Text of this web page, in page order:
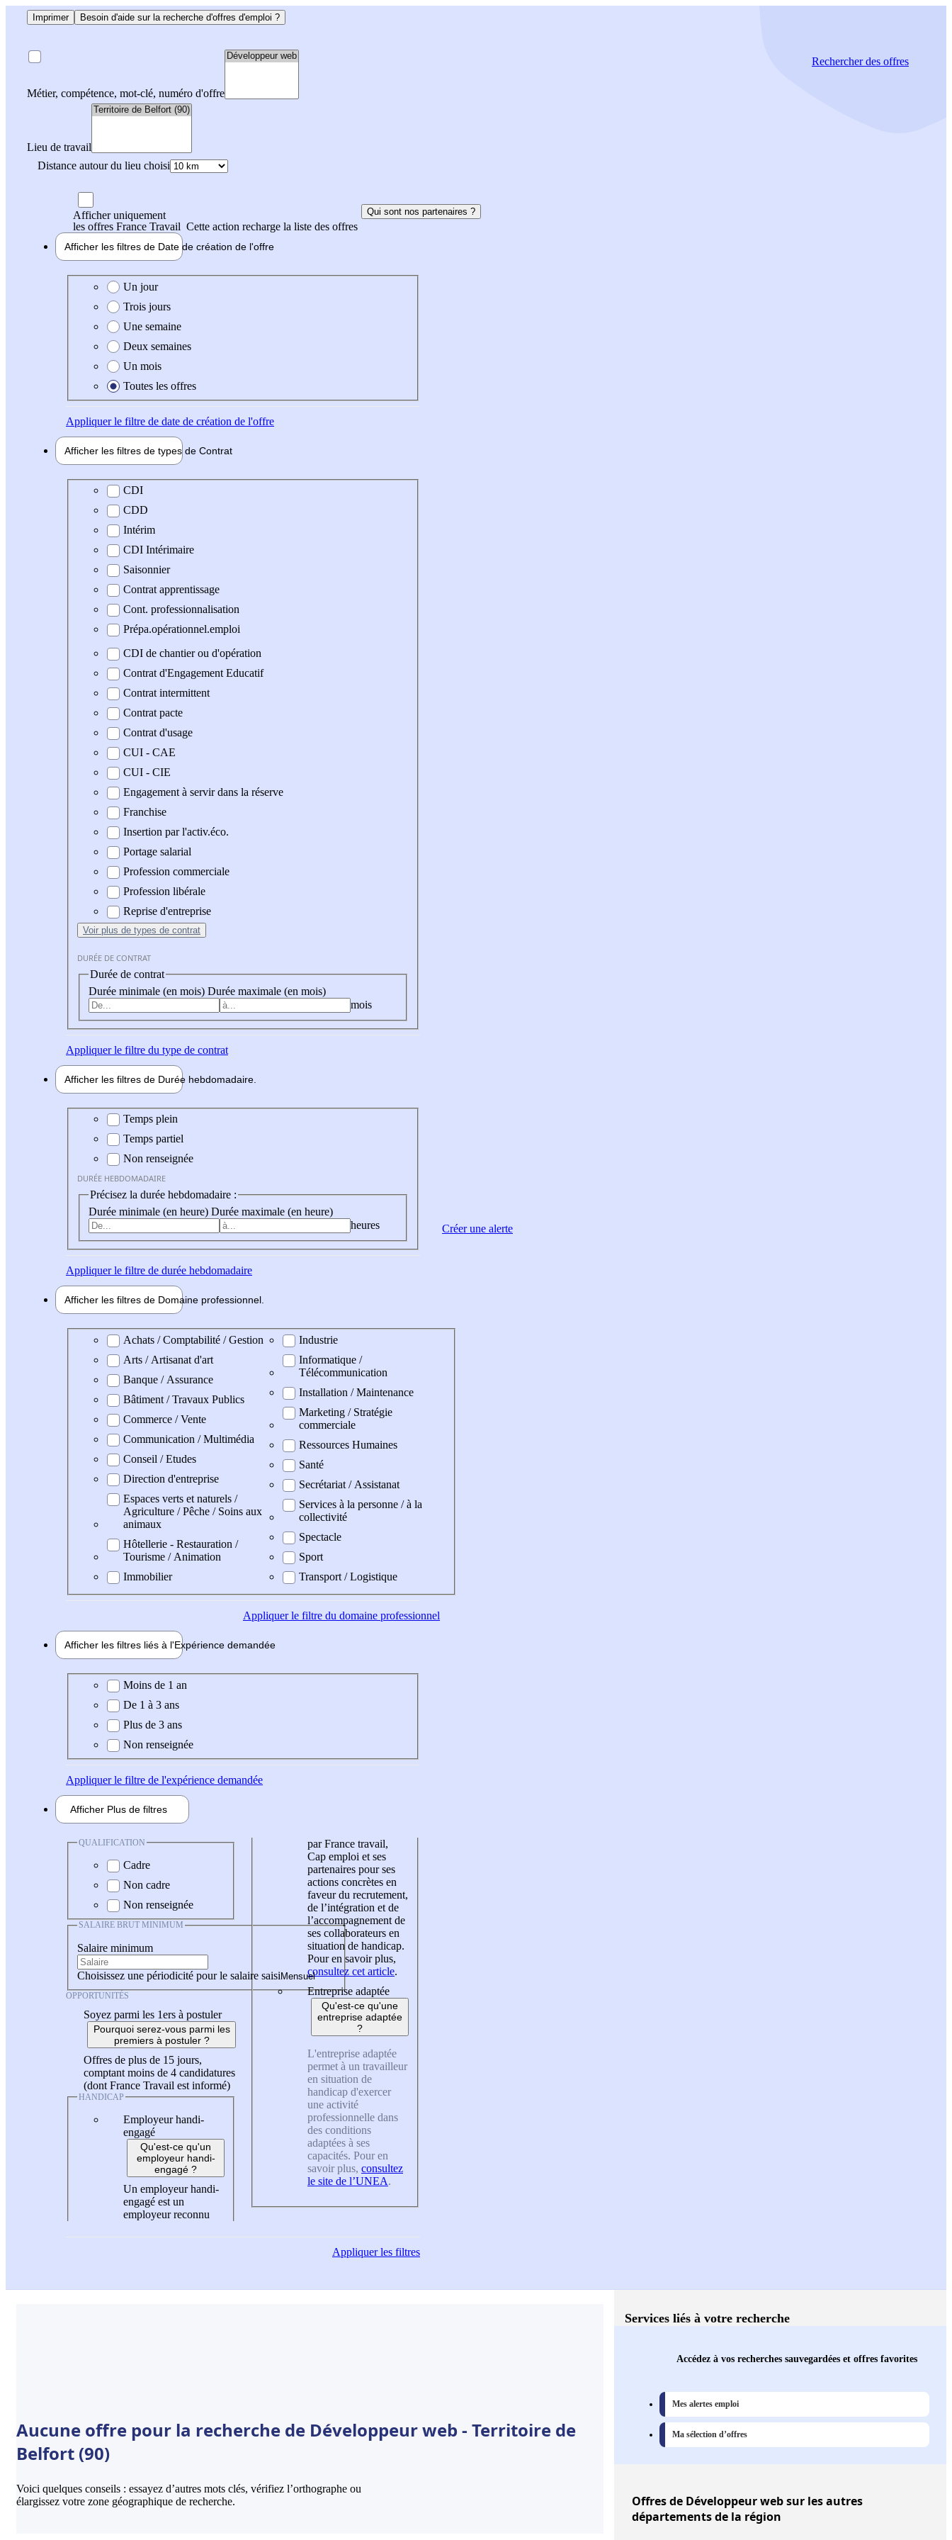
Imprimer Besoin d'aide sur la recherche d'offres d'emploi ?
Métier, compétence, mot-clé, numéro d'offre
Lieu de travail
Distance autour du lieu choisi
Rechercherdes offres
Afficher uniquement
les offres France Travail Cette action recharge la liste des offres
Qui sont nos partenaires ?
Afficher les filtres de Date de création de l'offre
Date de création de l'offre
Un jour
Trois jours
Une semaine
Deux semaines
Un mois
Toutes les offres
Appliquerle filtre de date de création de l'offre
Afficher les filtres de types de Contrat
Type de contrat
CDI
CDD
Intérim
CDI Intérimaire
Saisonnier
Contrat apprentissage
Cont. professionnalisation
Prépa.opérationnel.emploi
CDI de chantier ou d'opération
Contrat d'Engagement Educatif
Contrat intermittent
Contrat pacte
Contrat d'usage
CUI - CAE
CUI - CIE
Engagement à servir dans la réserve
Franchise
Insertion par l'activ.éco.
Portage salarial
Profession commerciale
Profession libérale
Reprise d'entreprise
Voir plus de types de contrat
DURÉE DE CONTRAT
Durée de contrat
Durée minimale (en mois) Durée maximale (en mois)
mois
Appliquerle filtre du type de contrat
Afficher les filtres de Durée hebdomadaire
Durée hebdomadaire
Temps plein
Temps partiel
Non renseignée
DURÉE HEBDOMADAIRE
Précisez la durée hebdomadaire :
Durée minimale (en heure) Durée maximale (en heure)
heures
Appliquerle filtre de durée hebdomadaire
Afficher les filtres de Domaine professionnel
Domaine professionel
Achats / Comptabilité / Gestion
Arts / Artisanat d'art
Banque / Assurance
Bâtiment / Travaux Publics
Commerce / Vente
Communication / Multimédia
Conseil / Etudes
Direction d'entreprise
Espaces verts et naturels /
Agriculture / Pêche / Soins aux
animaux
Hôtellerie - Restauration /
Tourisme / Animation
Immobilier
Industrie
Informatique /
Télécommunication
Installation / Maintenance
Marketing / Stratégie
commerciale
Ressources Humaines
Santé
Secrétariat / Assistanat
Services à la personne / à la
collectivité
Spectacle
Sport
Transport / Logistique
Appliquerle filtre du domaine professionnel
Afficher les filtres liés à l'Expérience demandée
Expérience demandée
Moins de 1 an
De 1 à 3 ans
Plus de 3 ans
Non renseignée
Appliquerle filtre de l'expérience demandée
Afficher Plus de filtres
QUALIFICATION
Cadre
Non cadre
Non renseignée
SALAIRE BRUT MINIMUM
Salaire minimum
Choisissez une périodicité pour le salaire saisi
OPPORTUNITÉS
Soyez parmi les 1ers à postuler
Pourquoi serez-vous parmi les
premiers à postuler ?
Offres de plus de 15 jours,
comptant moins de 4 candidatures
(dont France Travail est informé)
HANDICAP
Employeur handi-
engagé
Qu'est-ce qu'un
employeur handi-
engagé ?
Un employeur handi-
engagé est un
employeur reconnu
par France travail,
Cap emploi et ses
partenaires pour ses
actions concrètes en
faveur du recrutement,
de l’intégration et de
l’accompagnement de
ses collaborateurs en
situation de handicap.
Pour en savoir plus,
consultez cet article.
Entreprise adaptée
Qu'est-ce qu'une
entreprise adaptée
?
L'entreprise adaptée
permet à un travailleur
en situation de
handicap d'exercer
une activité
professionnelle dans
des conditions
adaptées à ses
capacités. Pour en
savoir plus, consultez
le site de l’UNEA.
Appliquerles filtres
Créer une alerte
Aucune offre pour la recherche de Développeur web - Territoire de
Belfort (90)
Voici quelques conseils : essayez d’autres mots clés, vérifiez l’orthographe ou
élargissez votre zone géographique de recherche.
Services liés à votre recherche
Accédez à vos recherches sauvegardées et offres favorites
Mes alertes emploi
Ma sélection d’offres
Offresde Développeur web sur les autres
départements de la région